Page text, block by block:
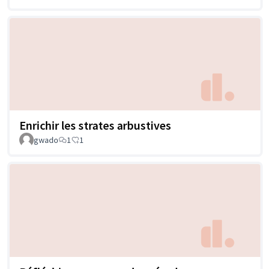
Enrichir les strates arbustives
gwado 1 1